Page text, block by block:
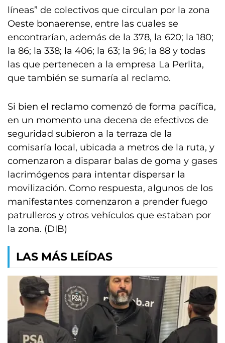
líneas” de colectivos que circulan por la zona
Oeste bonaerense, entre las cuales se
encontrarían, además de la 378, la 620; la 180;
la 86; la 338; la 406; la 63; la 96; la 88 y todas
las que pertenecen a la empresa La Perlita,
que también se sumaría al reclamo.
Si bien el reclamo comenzó de forma pacífica,
en un momento una decena de efectivos de
seguridad subieron a la terraza de la
comisaría local, ubicada a metros de la ruta, y
comenzaron a disparar balas de goma y gases
lacrimógenos para intentar dispersar la
movilización. Como respuesta, algunos de los
manifestantes comenzaron a prender fuego
patrulleros y otros vehículos que estaban por
la zona. (DIB)
LAS MÁS LEÍDAS